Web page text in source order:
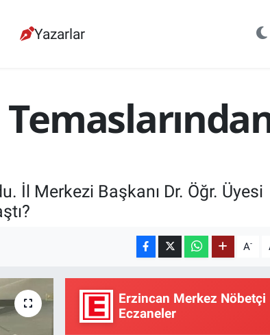
Yazarlar
İl Merkezi Başkanı Dr. Öğr. Üyesi
A-
Erzincan Merkez Nöbetçi
Eczaneler